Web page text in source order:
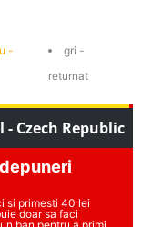
-
gri -
returnat
Czech Republic
si primesti 40 lei
doar sa faci